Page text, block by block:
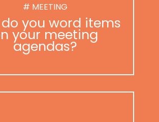
# MEETING
you word items
your meeting
agendas?